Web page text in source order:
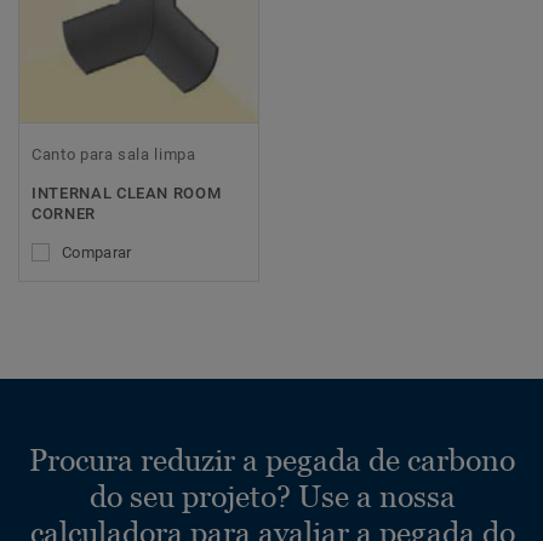
Canto para sala limpa
INTERNAL CLEAN ROOM
CORNER
Comparar
Procura reduzir a pegada de carbono
do seu projeto? Use a nossa
calculadora para avaliar a pegada do